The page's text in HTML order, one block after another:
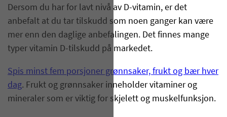
Dersom du har for lavt nivå av D-vitamin, er det
anbefalt at du tar tilskudd som noen ganger kan være
mer enn den daglige anbefalingen. Det finnes mange
typer vitamin D-tilskudd på markedet.
Spis minst fem porsjoner grønnsaker, frukt og bær hver
dag. Frukt og grønnsaker inneholder vitaminer og
mineraler som er viktig for skjelett og muskelfunksjon.